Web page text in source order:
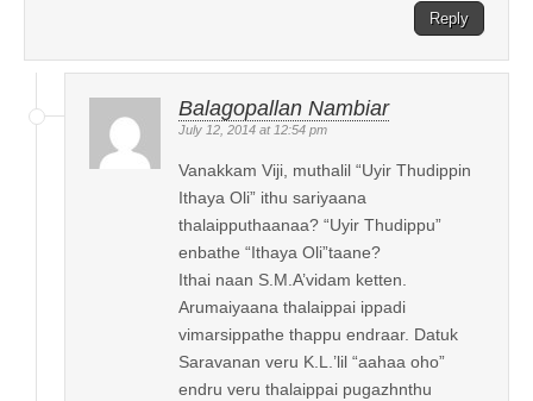
Reply
Balagopallan Nambiar
July 12, 2014 at 12:54 pm
Vanakkam Viji, muthalil “Uyir Thudippin
Ithaya Oli” ithu sariyaana
thalaipputhaanaa? “Uyir Thudippu”
enbathe “Ithaya Oli”taane?
Ithai naan S.M.A’vidam ketten.
Arumaiyaana thalaippai ippadi
vimarsippathe thappu endraar. Datuk
Saravanan veru K.L.’lil “aahaa oho”
endru veru thalaippai pugazhnthu